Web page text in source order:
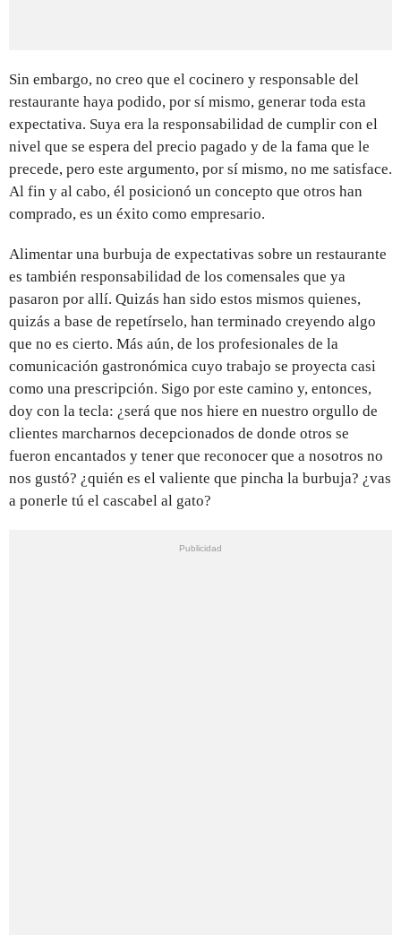
Sin embargo, no creo que el cocinero y responsable del
restaurante haya podido, por sí mismo, generar toda esta
expectativa. Suya era la responsabilidad de cumplir con el
nivel que se espera del precio pagado y de la fama que le
precede, pero este argumento, por sí mismo, no me satisface.
Al fin y al cabo, él posicionó un concepto que otros han
comprado, es un éxito como empresario.
Alimentar una burbuja de expectativas sobre un restaurante
es también responsabilidad de los comensales que ya
pasaron por allí. Quizás han sido estos mismos quienes,
quizás a base de repetírselo, han terminado creyendo algo
que no es cierto. Más aún, de los profesionales de la
comunicación gastronómica cuyo trabajo se proyecta casi
como una prescripción. Sigo por este camino y, entonces,
doy con la tecla: ¿será que nos hiere en nuestro orgullo de
clientes marcharnos decepcionados de donde otros se
fueron encantados y tener que reconocer que a nosotros no
nos gustó? ¿quién es el valiente que pincha la burbuja? ¿vas
a ponerle tú el cascabel al gato?